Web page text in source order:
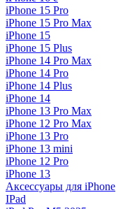
iPhone 15 Pro
iPhone 15 Pro Max
iPhone 15
iPhone 15 Plus
iPhone 14 Pro Max
iPhone 14 Pro
iPhone 14 Plus
iPhone 14
iPhone 13 Pro Max
iPhone 12 Pro Max
iPhone 13 Pro
iPhone 13 mini
iPhone 12 Pro
iPhone 13
Аксессуары для iPhone
IPad